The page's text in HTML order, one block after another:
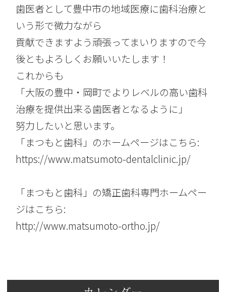
歯医者として豊中市の地域医療に歯科治療と
いう形で微力ながら
貢献できますよう頑張ってまいりますので今
後ともよろしくお願いいたします！
これからも
「大阪の豊中・岡町でよりレベルの高い歯科
治療を提供出来る歯医者となるように」
努力したいと思います。
「まつもと歯科」のホームページはこちら:
https://www.matsumoto-dentalclinic.jp/
「まつもと歯科」の矯正歯科専門ホームペー
ジはこちら:
http://www.matsumoto-ortho.jp/